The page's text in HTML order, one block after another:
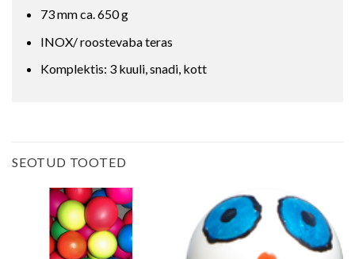
73 mm ca. 650 g
INOX/ roostevaba teras
Komplektis: 3 kuuli, snadi, kott
SEOTUD TOOTED